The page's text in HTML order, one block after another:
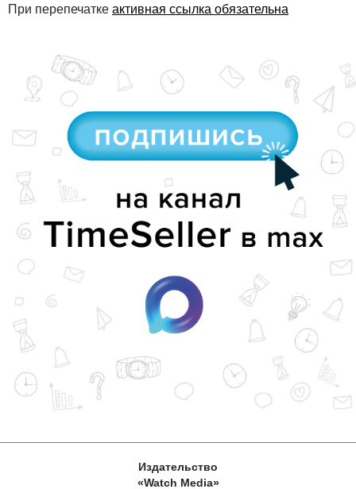
При перепечатке активная ссылка обязательна
Издательство
«Watch Media»